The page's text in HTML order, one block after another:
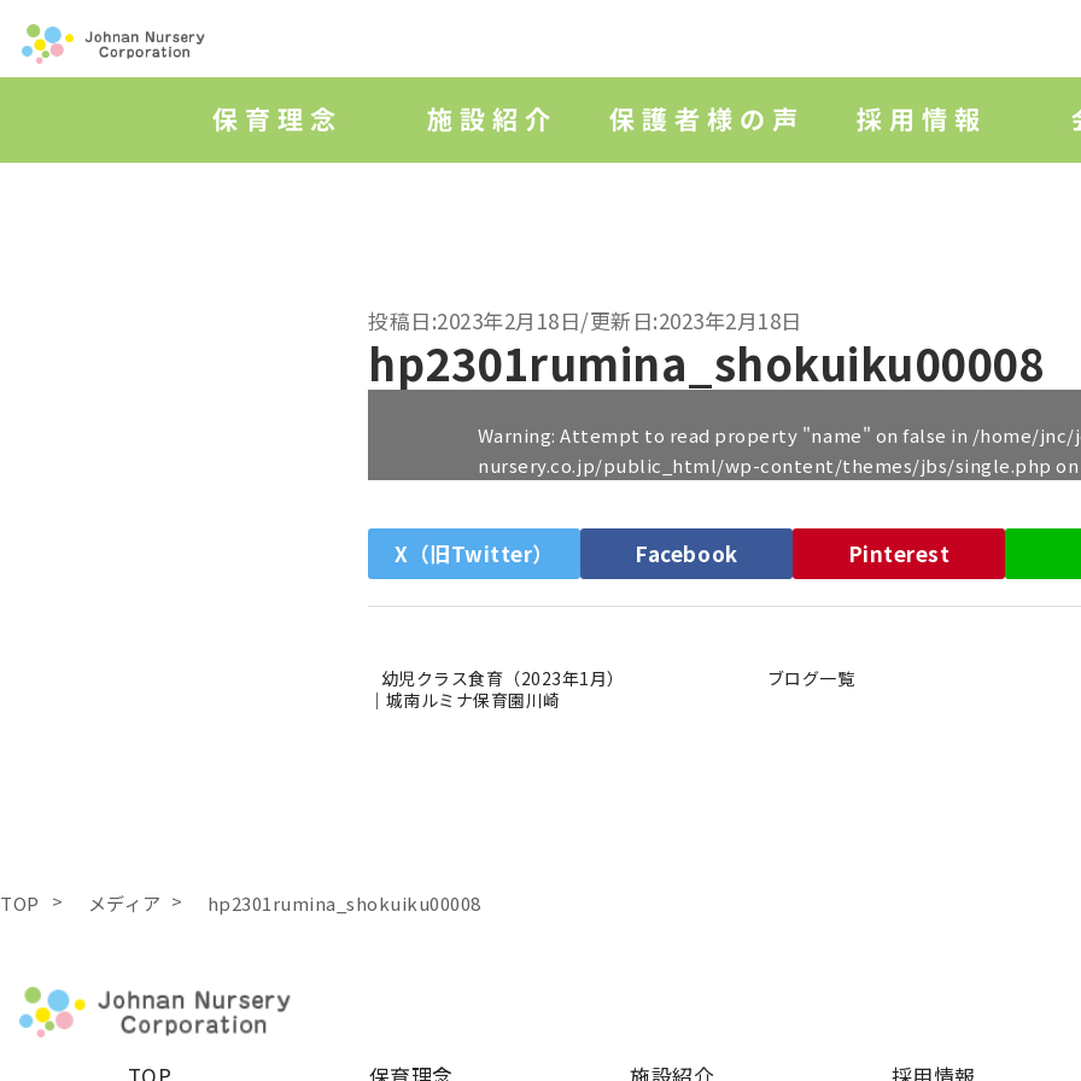
投稿日:2023年2月18日/更新日:2023年2月18日
hp2301rumina_shokuiku00008
Warning: Attempt to read property "name" on false in /home/jnc/
nursery.co.jp/public_html/wp-content/themes/jbs/single.php
X（旧Twitter） Facebook Pinterest
幼児クラス食育（2023年1月）
｜城南ルミナ保育園川崎
ブログ一覧
TOP メディア hp2301rumina_shokuiku00008